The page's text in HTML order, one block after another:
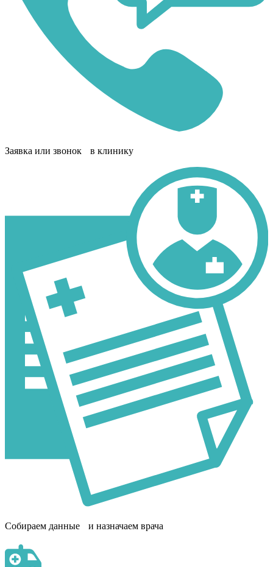
Заявка или звонок в клинику
Собираем данные и назначаем врача